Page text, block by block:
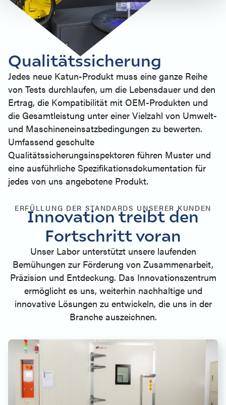
Qualitätssicherung
Jedes neue Katun-Produkt muss eine ganze Reihe
von Tests durchlaufen, um die Lebensdauer und den
Ertrag, die Kompatibilität mit OEM-Produkten und
die Gesamtleistung unter einer Vielzahl von Umwelt-
und Maschineneinsatzbedingungen zu bewerten.
Umfassend geschulte
Qualitätssicherungsinspektoren führen Muster und
eine ausführliche Spezifikationsdokumentation für
jedes von uns angebotene Produkt.
ERFÜLLUNG DER STANDARDS UNSERER KUNDEN
Innovation treibt den
Fortschritt voran
Unser Labor unterstützt unsere laufenden
Bemühungen zur Förderung von Zusammenarbeit,
Präzision und Entdeckung. Das Innovationszentrum
ermöglicht es uns, weiterhin nachhaltige und
innovative Lösungen zu entwickeln, die uns in der
Branche auszeichnen.